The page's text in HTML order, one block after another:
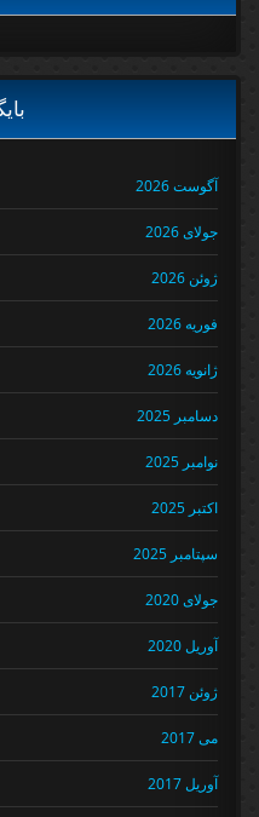
آگوست 2026
جولای 2026
ژوئن 2026
فوریه 2026
ژانویه 2026
دسامبر 2025
نوامبر 2025
اکتبر 2025
سپتامبر 2025
جولای 2020
آوریل 2020
ژوئن 2017
می 2017
آوریل 2017